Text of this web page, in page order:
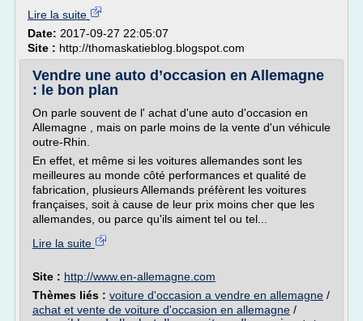
Lire la suite
Date: 2017-09-27 22:05:07
Site : http://thomaskatieblog.blogspot.com
Vendre une auto d’occasion en Allemagne
: le bon plan
On parle souvent de l' achat d'une auto d'occasion en
Allemagne , mais on parle moins de la vente d'un véhicule
outre-Rhin.
En effet, et même si les voitures allemandes sont les
meilleures au monde côté performances et qualité de
fabrication, plusieurs Allemands préfèrent les voitures
françaises, soit à cause de leur prix moins cher que les
allemandes, ou parce qu'ils aiment tel ou tel...
Lire la suite
Site : http://www.en-allemagne.com
Thèmes liés : voiture d'occasion a vendre en allemagne /
achat et vente de voiture d'occasion en allemagne /